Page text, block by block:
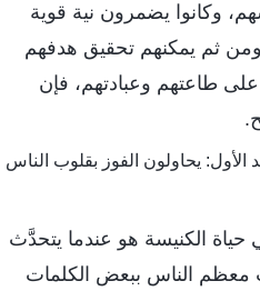
وكانوا يضمرون نية قوية
ومن ثم يمكنهم تحقيق هدفهم
طاعتهم وعبادتهم، فإن
حياة الكنيسة هو عندما يتحدَّث
معظم الناس ببعض الكلمات